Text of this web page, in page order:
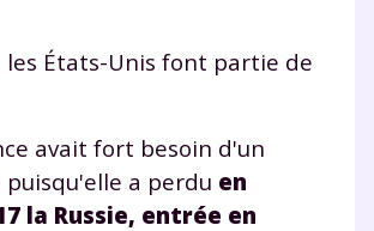
les États-Unis font partie de
avait fort besoin d'un
puisqu'elle a perdu en
la Russie, entrée en